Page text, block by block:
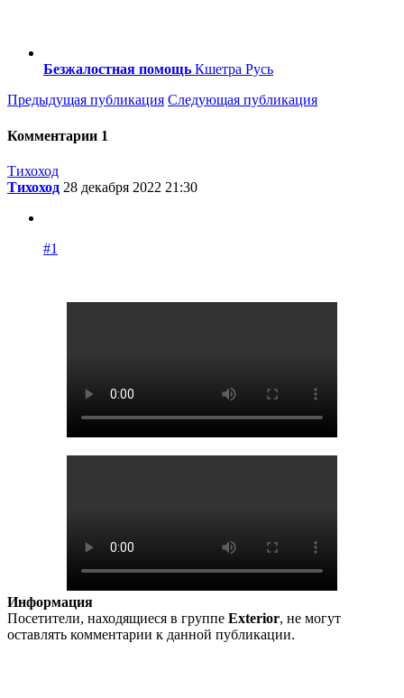
Безжалостная помощь Кшетра Русь
Предыдущая публикация Следующая публикация
Комментарии 1
Тихоход
Тихоход 28 декабря 2022 21:30
#1
Информация
Посетители, находящиеся в группе Exterior, не могут
оставлять комментарии к данной публикации.